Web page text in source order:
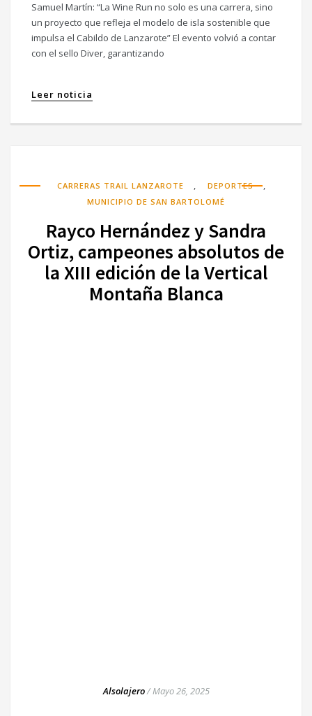
Samuel Martín: “La Wine Run no solo es una carrera, sino
un proyecto que refleja el modelo de isla sostenible que
impulsa el Cabildo de Lanzarote” El evento volvió a contar
con el sello Diver, garantizando
Leer noticia
CARRERAS TRAIL LANZAROTE , DEPORTES ,
MUNICIPIO DE SAN BARTOLOMÉ
Rayco Hernández y Sandra
Ortiz, campeones absolutos de
la XIII edición de la Vertical
Montaña Blanca
Alsolajero/Mayo 26, 2025